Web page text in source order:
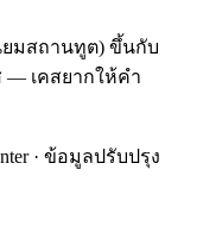
ยมสถานทูต) ขึ้นกับ
— เคสยากให้คำ
· ข้อมูลปรับปรุง